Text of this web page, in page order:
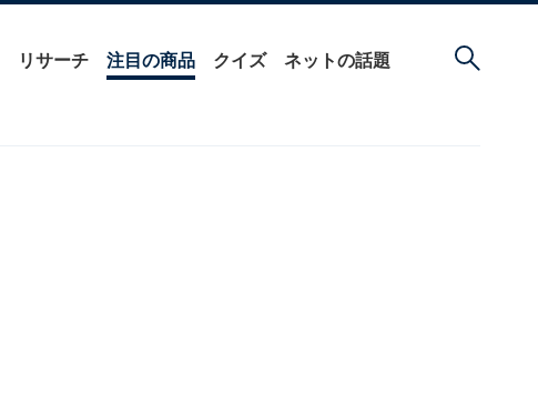
リサーチ 注目の商品 クイズ ネットの話題